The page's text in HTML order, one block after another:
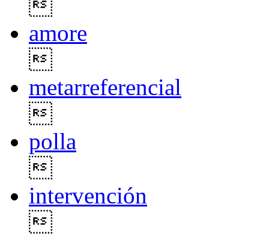
amore
metarreferencial
polla
intervención